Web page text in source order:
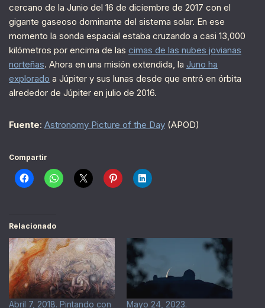
cercano de la Junio del 16 de diciembre de 2017 con el
gigante gaseoso dominante del sistema solar. En ese
momento la sonda espacial estaba cruzando a casi 13,000
kilómetros por encima de las cimas de las nubes jovianas
norteñas. Ahora en una misión extendida, la Juno ha
explorado a Júpiter y sus lunas desde que entró en órbita
alrededor de Júpiter en julio de 2016.
Fuente: Astronomy Picture of the Day (APOD)
Compartir
Relacionado
Abril 7, 2018. Pintando con
Mayo 24, 2023.